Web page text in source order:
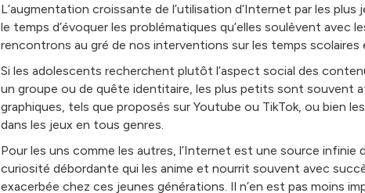
L’augmentation croissante de l’utilisation d’Internet par les
le temps d’évoquer les problématiques qu’elles soulèvent avec
rencontrons au gré de nos interventions sur les temps scolaires
Si les adolescents recherchent plutôt l’aspect social des
un groupe ou de quête identitaire, les plus petits sont souvent
graphiques, tels que proposés sur Youtube ou TikTok, ou bien
dans les jeux en tous genres.
Pour les uns comme les autres, l’Internet est une source infinie
curiosité débordante qui les anime et nourrit souvent avec
exacerbée chez ces jeunes générations. Il n’en est pas moins